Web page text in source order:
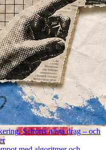
Schoris nästa drag – och